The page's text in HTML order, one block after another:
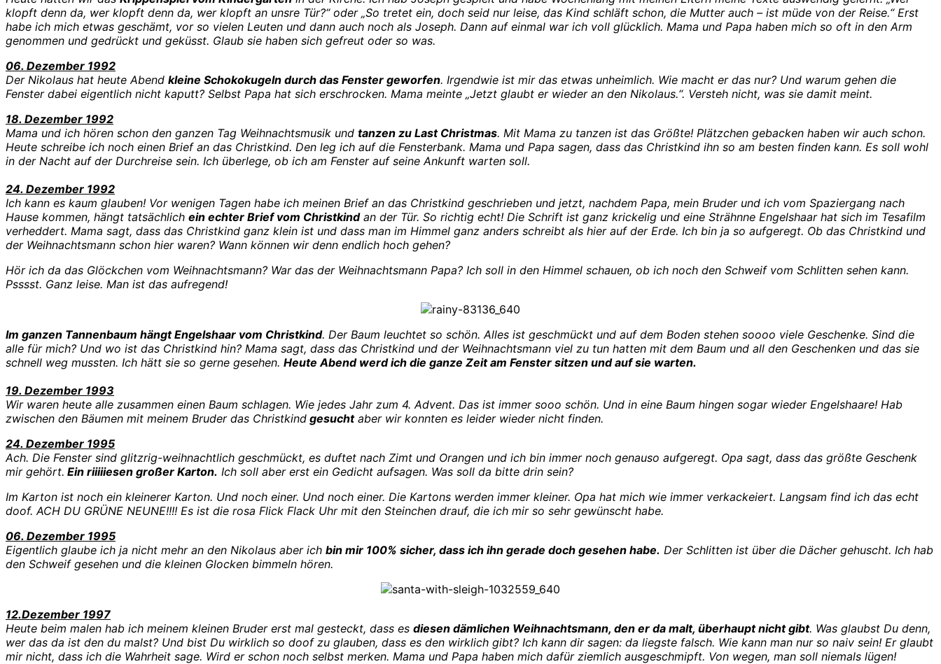
klopft denn da, wer klopft denn da, wer klopft an unsre Tür?“ oder „So tretet ein, doch seid nur leise, das Kind schläft schon, die Mutter auch – ist müde von der Reise.“ Erst
habe ich mich etwas geschämt, vor so vielen Leuten und dann auch noch als Joseph. Dann auf einmal war ich voll glücklich. Mama und Papa haben mich so oft in den Arm
genommen und gedrückt und geküsst. Glaub sie haben sich gefreut oder so was.
06. Dezember 1992
Der Nikolaus hat heute Abend kleine Schokokugeln durch das Fenster geworfen. Irgendwie ist mir das etwas unheimlich. Wie macht er das nur? Und warum gehen die
Fenster dabei eigentlich nicht kaputt? Selbst Papa hat sich erschrocken. Mama meinte „Jetzt glaubt er wieder an den Nikolaus.“. Versteh nicht, was sie damit meint.
18. Dezember 1992
Mama und ich hören schon den ganzen Tag Weihnachtsmusik und tanzen zu Last Christmas. Mit Mama zu tanzen ist das Größte! Plätzchen gebacken haben wir auch schon.
Heute schreibe ich noch einen Brief an das Christkind. Den leg ich auf die Fensterbank. Mama und Papa sagen, dass das Christkind ihn so am besten finden kann. Es soll wohl
in der Nacht auf der Durchreise sein. Ich überlege, ob ich am Fenster auf seine Ankunft warten soll.
24. Dezember 1992
Ich kann es kaum glauben! Vor wenigen Tagen habe ich meinen Brief an das Christkind geschrieben und jetzt, nachdem Papa, mein Bruder und ich vom Spaziergang nach
Hause kommen, hängt tatsächlich ein echter Brief vom Christkindan der Tür. So richtig echt! Die Schrift ist ganz krickelig und eine Strähnne Engelshaar hat sich im Tesafilm
verheddert. Mama sagt, dass das Christkind ganz klein ist und dass man im Himmel ganz anders schreibt als hier auf der Erde. Ich bin ja so aufgeregt. Ob das Christkind und
der Weihnachtsmann schon hier waren? Wann können wir denn endlich hoch gehen?
Hör ich da das Glöckchen vom Weihnachtsmann? War das der Weihnachtsmann Papa? Ich soll in den Himmel schauen, ob ich noch den Schweif vom Schlitten sehen kann.
Psssst. Ganz leise. Man ist das aufregend!
Im ganzen Tannenbaum hängt Engelshaar vom Christkind. Der Baum leuchtet so schön. Alles ist geschmückt und auf dem Boden stehen soooo viele Geschenke. Sind die
alle für mich? Und wo ist das Christkind hin? Mama sagt, dass das Christkind und der Weihnachtsmann viel zu tun hatten mit dem Baum und all den Geschenken und das sie
schnell weg mussten. Ich hätt sie so gerne gesehen. Heute Abend werd ich die ganze Zeit am Fenster sitzen und auf sie warten.
19. Dezember 1993
Wir waren heute alle zusammen einen Baum schlagen. Wie jedes Jahr zum 4. Advent. Das ist immer sooo schön. Und in eine Baum hingen sogar wieder Engelshaare! Hab
zwischen den Bäumen mit meinem Bruder das Christkind gesuchtaber wir konnten es leider wieder nicht finden.
24. Dezember 1995
Ach. Die Fenster sind glitzrig-weihnachtlich geschmückt, es duftet nach Zimt und Orangen und ich bin immer noch genauso aufgeregt. Opa sagt, dass das größte Geschenk
mir gehört. Ein riiiiiesen großer Karton. Ich soll aber erst ein Gedicht aufsagen. Was soll da bitte drin sein?
Im Karton ist noch ein kleinerer Karton. Und noch einer. Und noch einer. Die Kartons werden immer kleiner. Opa hat mich wie immer verkackeiert. Langsam find ich das echt
doof. ACH DU GRÜNE NEUNE!!!! Es ist die rosa Flick Flack Uhr mit den Steinchen drauf, die ich mir so sehr gewünscht habe.
06. Dezember 1995
Eigentlich glaube ich ja nicht mehr an den Nikolaus aber ich bin mir 100% sicher, dass ich ihn gerade doch gesehen habe. Der Schlitten ist über die Dächer gehuscht. Ich hab
den Schweif gesehen und die kleinen Glocken bimmeln hören.
12.Dezember 1997
Heute beim malen hab ich meinem kleinen Bruder erst mal gesteckt, dass es diesen dämlichen Weihnachtsmann, den er da malt, überhaupt nicht gibt. Was glaubst Du denn,
wer das da ist den du malst? Und bist Du wirklich so doof zu glauben, dass es den wirklich gibt? Ich kann dir sagen: da liegste falsch. Wie kann man nur so naiv sein! Er glaubt
mir nicht, dass ich die Wahrheit sage. Wird er schon noch selbst merken. Mama und Papa haben mich dafür ziemlich ausgeschmipft. Von wegen, man soll niemals lügen!